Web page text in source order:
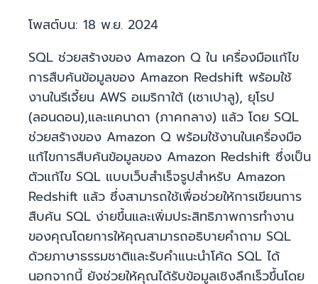
โพสต์บน: 18 พ.ย. 2024
SQL ช่วยสร้างของ Amazon Q ใน เครื่องมือแก้ไข
การสืบค้นข้อมูลของ Amazon Redshift พร้อมใช้
งานในรีเจี้ยน AWS อเมริกาใต้ (เซาเปาลู), ยุโรป
(ลอนดอน),และแคนาดา (ภาคกลาง) แล้ว โดย SQL
ช่วยสร้างของ Amazon Q พร้อมใช้งานในเครื่องมือ
แก้ไขการสืบค้นข้อมูลของ Amazon Redshift ซึ่งเป็น
ตัวแก้ไข SQL แบบเว็บสำเร็จรูปสำหรับ Amazon
Redshift แล้ว ซึ่งสามารถใช้เพื่อช่วยให้การเขียนการ
สืบค้น SQL ง่ายขึ้นและเพิ่มประสิทธิภาพการทำงาน
ของคุณโดยการให้คุณสามารถอธิบายคำถาม SQL
ด้วยภาษาธรรมชาติและรับคำแนะนำโค้ด SQL ได้
นอกจากนี้ ยังช่วยให้คุณได้รับข้อมูลเชิงลึกเร็วขึ้นโดย